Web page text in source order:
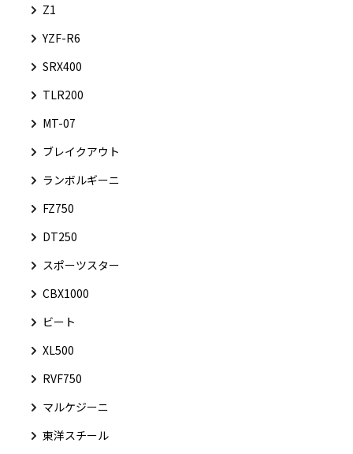
Z1
YZF-R6
SRX400
TLR200
MT-07
ブレイクアウト
ランボルギーニ
FZ750
DT250
スポーツスター
CBX1000
ビート
XL500
RVF750
マルケジーニ
東洋スチール